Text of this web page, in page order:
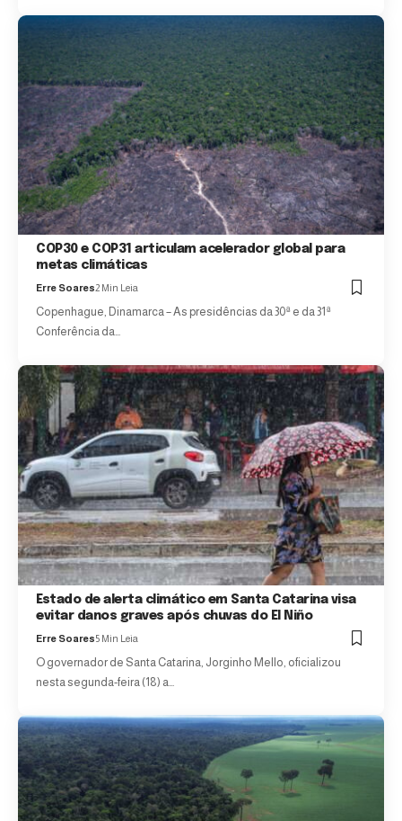
COP30 e COP31 articulam acelerador global para
metas climáticas
Erre Soares2 Min Leia
Copenhague, Dinamarca – As presidências da 30ª e da 31ª
Conferência da…
Estado de alerta climático em Santa Catarina visa
evitar danos graves após chuvas do El Niño
Erre Soares5 Min Leia
O governador de Santa Catarina, Jorginho Mello, oficializou
nesta segunda-feira (18) a…